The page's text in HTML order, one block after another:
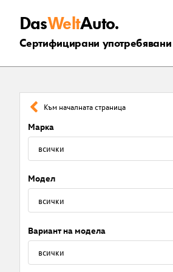
DasWeltAuto.
Сертифицирани
Към началната страница
Марка
Модел
Вариант на модела